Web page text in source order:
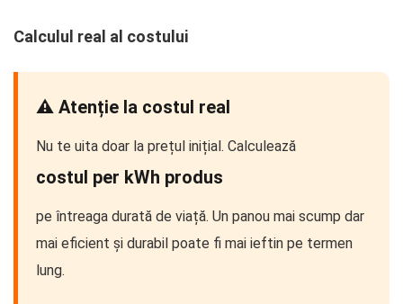
Calculul real al costului
⚠️ Atenție la costul real
Nu te uita doar la prețul inițial. Calculează
costul per kWh produs
pe întreaga durată de viață. Un panou mai scump dar
mai eficient și durabil poate fi mai ieftin pe termen
lung.